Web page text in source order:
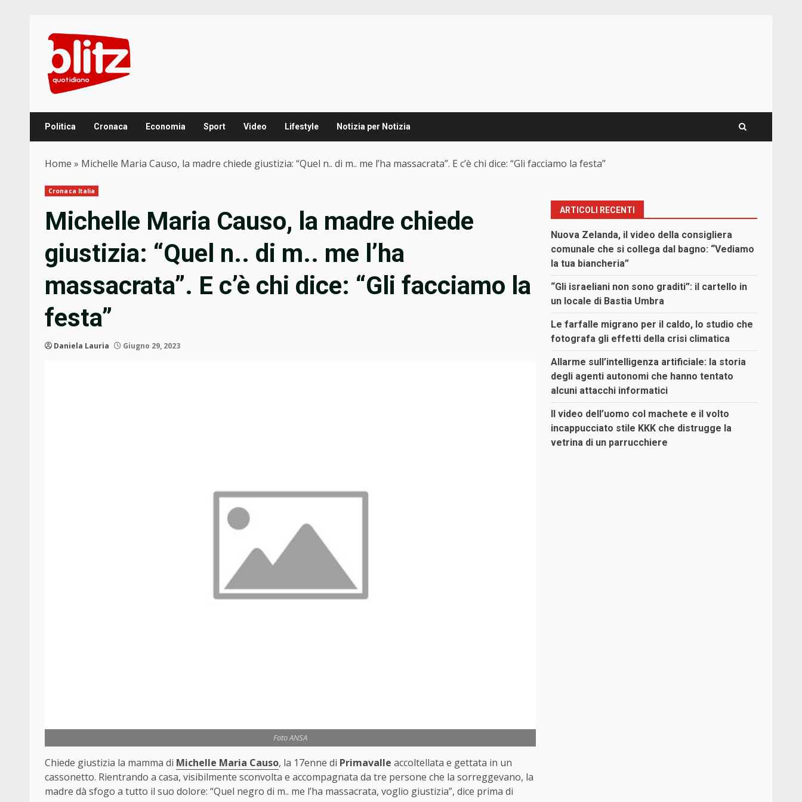
content
Politica Cronaca Economia Sport Video Lifestyle Notizia per Notizia
Home » Michelle Maria Causo, la madre chiede giustizia: “Quel n.. di m.. me l’ha massacrata”. E c’è chi dice: “Gli facciamo la festa”
Cronaca Italia
Michelle Maria Causo, la madre chiede
giustizia: “Quel n.. di m.. me l’ha
massacrata”. E c’è chi dice: “Gli facciamo la
festa”
Daniela Lauria Giugno 29, 2023
Foto ANSA
Chiede giustizia la mamma di Michelle Maria Causo, la 17enne di Primavalle accoltellata e gettata in un
cassonetto. Rientrando a casa, visibilmente sconvolta e accompagnata da tre persone che la sorreggevano, la
madre dà sfogo a tutto il suo dolore: “Quel negro di m.. me l’ha massacrata, voglio giustizia”, dice prima di
ARTICOLI RECENTI
Nuova Zelanda, il video della consigliera
comunale che si collega dal bagno: “Vediamo
la tua biancheria”
“Gli israeliani non sono graditi”: il cartello in
un locale di Bastia Umbra
Le farfalle migrano per il caldo, lo studio che
fotografa gli effetti della crisi climatica
Allarme sull’intelligenza artificiale: la storia
degli agenti autonomi che hanno tentato
alcuni attacchi informatici
Il video dell’uomo col machete e il volto
incappucciato stile KKK che distrugge la
vetrina di un parrucchiere